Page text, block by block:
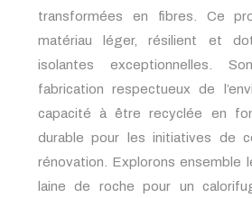
transformées en fibres. Ce
matériau léger, résilient et
isolantes exceptionnelles.
fabrication respectueux de
capacité à être recyclée en
durable pour les initiatives de
rénovation. Explorons ensemble
laine de roche pour un